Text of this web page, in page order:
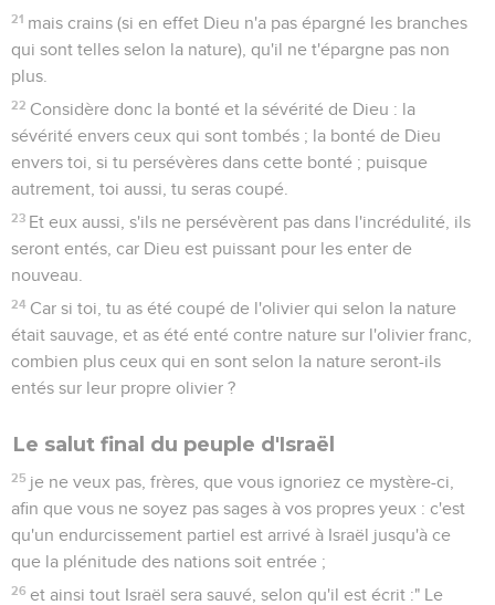
21 mais crains (si en effet Dieu n'a pas épargné les branches
qui sont telles selon la nature), qu'il ne t'épargne pas non
plus.
22 Considère donc la bonté et la sévérité de Dieu : la
sévérité envers ceux qui sont tombés ; la bonté de Dieu
envers toi, si tu persévères dans cette bonté ; puisque
autrement, toi aussi, tu seras coupé.
23 Et eux aussi, s'ils ne persévèrent pas dans l'incrédulité, ils
seront entés, car Dieu est puissant pour les enter de
nouveau.
24 Car si toi, tu as été coupé de l'olivier qui selon la nature
était sauvage, et as été enté contre nature sur l'olivier franc,
combien plus ceux qui en sont selon la nature seront-ils
entés sur leur propre olivier ?
Le salut final du peuple d'Israël
25 je ne veux pas, frères, que vous ignoriez ce mystère-ci,
afin que vous ne soyez pas sages à vos propres yeux : c'est
qu'un endurcissement partiel est arrivé à Israël jusqu'à ce
que la plénitude des nations soit entrée ;
26 et ainsi tout Israël sera sauvé, selon qu'il est écrit :" Le